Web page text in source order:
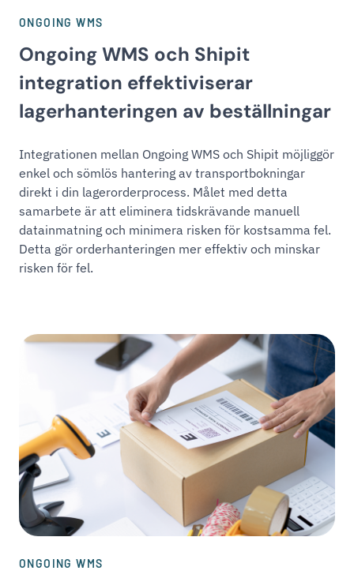
ONGOING WMS
Ongoing WMS och Shipit
integration effektiviserar
lagerhanteringen av beställningar
Integrationen mellan Ongoing WMS och Shipit möjliggör
enkel och sömlös hantering av transportbokningar
direkt i din lagerorderprocess. Målet med detta
samarbete är att eliminera tidskrävande manuell
datainmatning och minimera risken för kostsamma fel.
Detta gör orderhanteringen mer effektiv och minskar
risken för fel.
ONGOING WMS